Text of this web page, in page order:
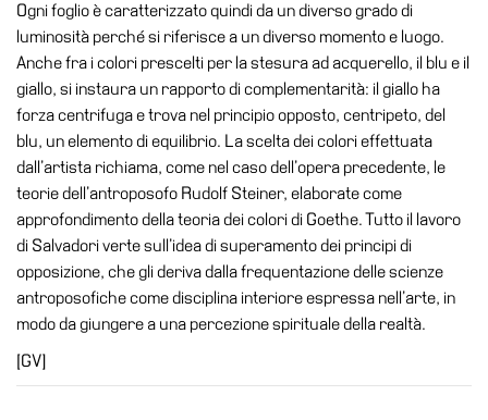
Visita
Biglietti
Shop
Chi
siamo
Area
Media
Organizza
Ogni foglio è caratterizzato quindi da un diverso grado di
luminosità perché si riferisce a un diverso momento e luogo.
Anche fra i colori prescelti per la stesura ad acquerello, il blu e il
giallo, si instaura un rapporto di complementarità: il giallo ha
forza centrifuga e trova nel principio opposto, centripeto, del
blu, un elemento di equilibrio. La scelta dei colori effettuata
dall’artista richiama, come nel caso dell’opera precedente, le
teorie dell’antroposofo Rudolf Steiner, elaborate come
approfondimento della teoria dei colori di Goethe. Tutto il lavoro
di Salvadori verte sull’idea di superamento dei principi di
opposizione, che gli deriva dalla frequentazione delle scienze
antroposofiche come disciplina interiore espressa nell’arte, in
modo da giungere a una percezione spirituale della realtà.
[GV]